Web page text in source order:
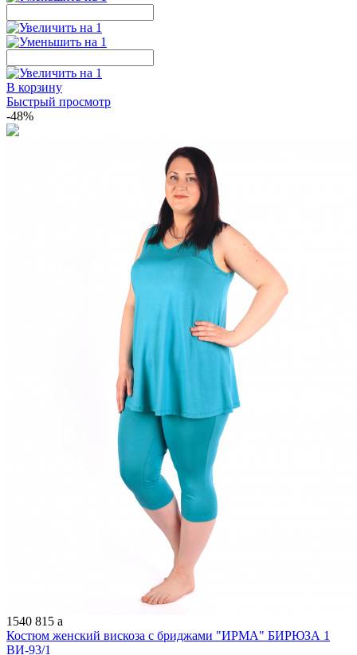
В корзину
Быстрый просмотр
-48%
1540 815 a
Костюм женский вискоза с бриджами "ИРМА" БИРЮЗА 1
ВИ-93/1